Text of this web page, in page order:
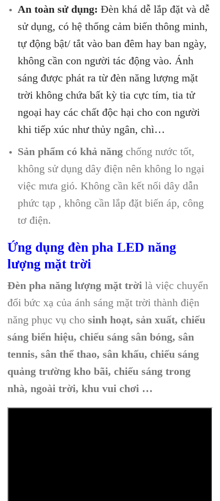
An toàn sử dụng: Đèn khá dễ lắp đặt và dễ
sử dụng, có hệ thống cảm biến thông minh,
tự động bật/ tắt vào ban đêm hay ban ngày,
không cần con người tác động vào. Ánh
sáng được phát ra từ đèn năng lượng mặt
trời không chứa bất kỳ tia cực tím, tia tử
ngoại hay các chất độc hại cho con người
khi tiếp xúc như thủy ngân, chì…
Sản phẩm có khả năngchống nước tốt,
không sử dụng dây điện nên không lo ngại
việc mưa gió. Không cần kết nối dây dẫn
phức tạp , không cần lắp đặt biến áp, công
tơ điện.
Ứng dụng đèn pha LED năng
lượng mặt trời
Đèn pha năng lượng mặt trời là việc chuyển
đổi bức xạ của ánh sáng mặt trời thành điện
năng phục vụ cho sinh hoạt, sản xuất, chiếu
sáng biển hiệu, chiếu sáng sân bóng, sân
tennis, sân thể thao, sân khấu, chiếu sáng
quảng trường kho bãi, chiếu sáng trong
nhà, ngoài trời, khu vui chơi …